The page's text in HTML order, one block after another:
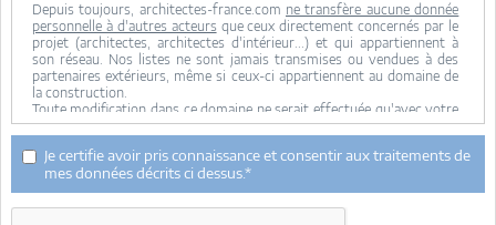
Depuis toujours, architectes-france.com ne transfère aucune donnée
personnelle à d'autres acteurs que ceux directement concernés par le
projet (architectes, architectes d'intérieur...) et qui appartiennent à
son réseau. Nos listes ne sont jamais transmises ou vendues à des
partenaires extérieurs, même si ceux-ci appartiennent au domaine de
la construction.
Toute modification dans ce domaine ne serait effectuée qu'avec votre
consentement.
Je consens à ce que mes données personnelles soient collectées pour
permettre à architectes-france de transférer votre projet aux
architectes. Seul Architectes-france, ses équipes internes et la
maitrise d'oeuvre concernée par le projet y ont accès. Aucune
transmission de données à des tiers à l'exclusion de ceux décrits ci
Je certifie avoir pris connaissance et consentir aux traitements de
mes données décrits ci dessus.*